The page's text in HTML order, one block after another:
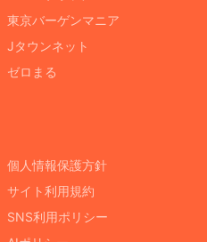
東京バーゲンマニア
Jタウンネット
ゼロまる
個人情報保護方針
サイト利用規約
SNS利用ポリシー